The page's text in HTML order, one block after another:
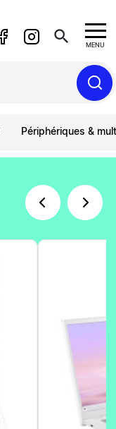
search MENU
Périphériques &